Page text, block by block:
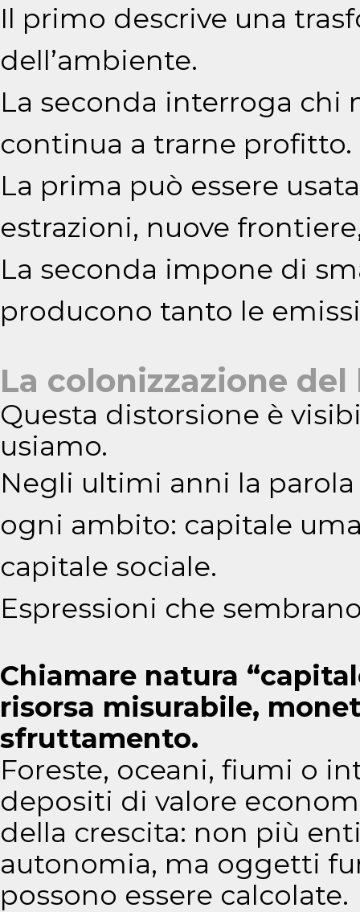
Il primo descrive una
dell’ambiente.
La seconda interroga chi
continua a trarne profitto.
La prima può essere
estrazioni, nuove
La seconda impone di
producono tanto le
La colonizzazione
Questa distorsione è
usiamo.
Negli ultimi anni la parola
ogni ambito: capitale
capitale sociale.
Espressioni che
Chiamare natura
risorsa misurabile,
sfruttamento.
Foreste, oceani, fiumi o
depositi di valore
della crescita: non più
autonomia, ma oggetti
possono essere calcolate.